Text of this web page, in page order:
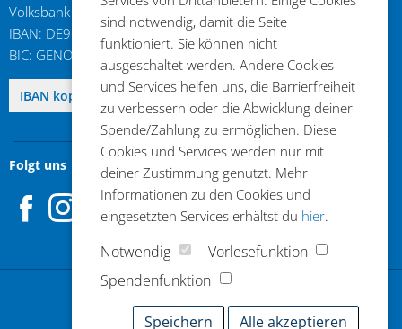
sind notwendig, damit die Seite
funktioniert. Sie können nicht
ausgeschaltet werden. Andere Cookies
und Services helfen uns, die Barrierfreiheit
zu verbessern oder die Abwicklung deiner
Spende/Zahlung zu ermöglichen. Diese
Cookies und Services werden nur mit
deiner Zustimmung genutzt. Mehr
Informationen zu den Cookies und
eingesetzten Services erhältst du hier.
Notwendig
Vorlesefunktion
Spendenfunktion
Speichern Alle akzeptieren
Volksbank an der Niers
IBAN: DE96 3206 1384 0103 6310 17
BIC: GENODED1GDL
DE96 3206 1384 0103 6310 17
IBAN kopieren
Folgt uns
Facebook
Instagram
Jetzt spenden